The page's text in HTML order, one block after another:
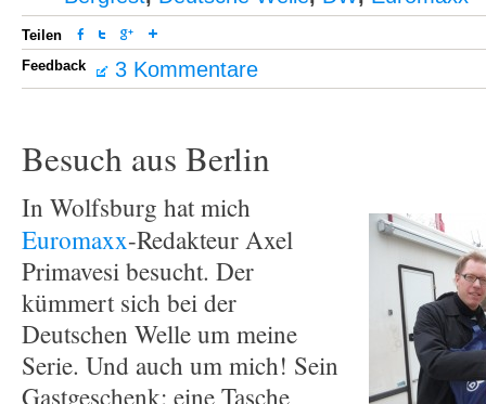
Teilen
Feedback
3 Kommentare
Besuch aus Berlin
In Wolfsburg hat mich
Euromaxx-Redakteur Axel
Primavesi besucht. Der
kümmert sich bei der
Deutschen Welle um meine
Serie. Und auch um mich! Sein
Gastgeschenk: eine Tasche